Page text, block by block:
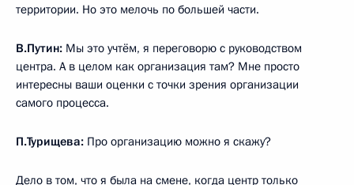
территории. Но это мелочь по большей части.
В.Путин: Мы это учтём, я переговорю с руководством
центра. А в целом как организация там? Мне просто
интересны ваши оценки с точки зрения организации
самого процесса.
П.Турищева: Про организацию можно я скажу?
Дело в том, что я была на смене, когда центр только